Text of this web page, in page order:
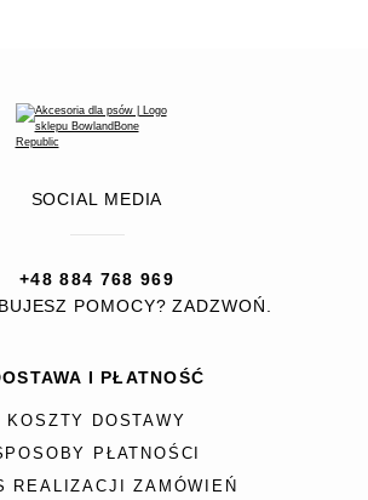
SOCIAL MEDIA
+48 884 768 969
POMOCY? ZADZWOŃ.
I PŁATNOŚĆ
KOSZTY DOSTAWY
PŁATNOŚCI
REALIZACJI ZAMÓWIEŃ